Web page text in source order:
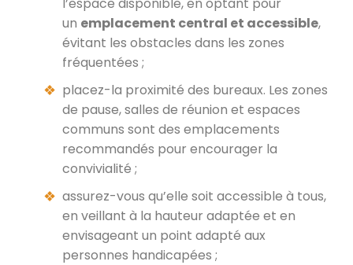
un emplacement central et accessible,
évitant les obstacles dans les zones
fréquentées ;
placez-la proximité des bureaux. Les zones
de pause, salles de réunion et espaces
communs sont des emplacements
recommandés pour encourager la
convivialité ;
assurez-vous qu’elle soit accessible à tous,
en veillant à la hauteur adaptée et en
envisageant un point adapté aux
personnes handicapées ;